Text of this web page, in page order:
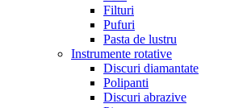
Filturi
Pufuri
Pasta de lustru
Instrumente rotative
Discuri diamantate
Polipanti
Discuri abrazive